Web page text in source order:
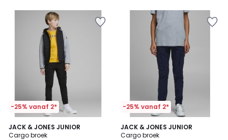
-25% vanaf 2*
JACK & JONES JUNIOR
Cargo broek
4,7
/ 5
-25% vanaf 2*
JACK & JONES JUNIOR
Cargo broek
4,8
/ 5